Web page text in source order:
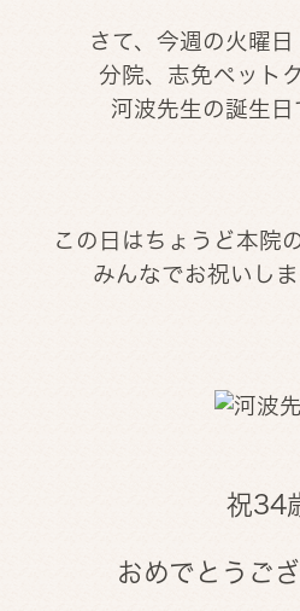
さて、今週の火曜
分院、志免ペット
河波先生の誕生日
この日はちょうど本院
みんなでお祝いし
祝34
おめでとうご